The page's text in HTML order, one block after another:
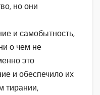
но они
и самобытность,
о чем не
это
и обеспечило их
тирании,